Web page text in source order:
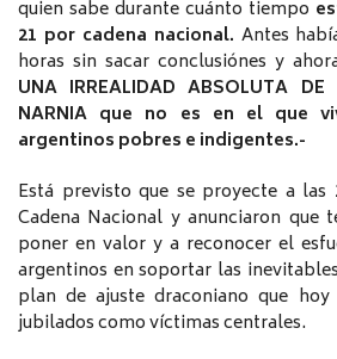
quien sabe durante cuánto tiempo
21 por cadena nacional. Antes
horas sin sacar conclusiónes y
UNA IRREALIDAD ABSOLUTA
NARNIA que no es en el que
argentinos pobres e indigentes.-
Está previsto que se proyecte a
Cadena Nacional y anunciaron que
poner en valor y a reconocer el
argentinos en soportar las
plan de ajuste draconiano que
jubilados como víctimas centrales.